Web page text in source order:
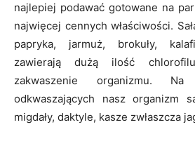
najlepiej podawać gotowane na
najwięcej cennych właściwości.
papryka, jarmuż, brokuły,
zawierają dużą ilość
zakwaszenie organizmu.
odkwaszających nasz organizm
migdały, daktyle, kasze zwłaszcza